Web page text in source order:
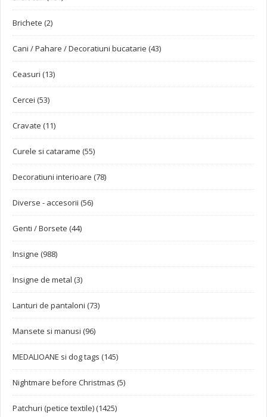
Brichete (2)
Cani / Pahare / Decoratiuni bucatarie (43)
Ceasuri (13)
Cercei (53)
Cravate (11)
Curele si catarame (55)
Decoratiuni interioare (78)
Diverse - accesorii (56)
Genti / Borsete (44)
Insigne (988)
Insigne de metal (3)
Lanturi de pantaloni (73)
Mansete si manusi (96)
MEDALIOANE si dog tags (145)
Nightmare before Christmas (5)
Patchuri (petice textile) (1425)